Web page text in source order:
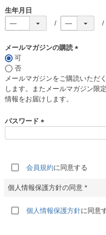
生年月日
メールマガジンの購読
須
)
可
否
メールマガジンをご購読いただ
します。またメールマガジン限
情報をお届けします。
パスワード
)
会員規約に同意する
個人情報保護方針に同意